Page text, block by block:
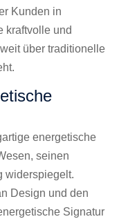
Kunden in
kraftvolle und
über traditionelle
energetische
seinen
widerspiegelt.
Design und den
Signatur